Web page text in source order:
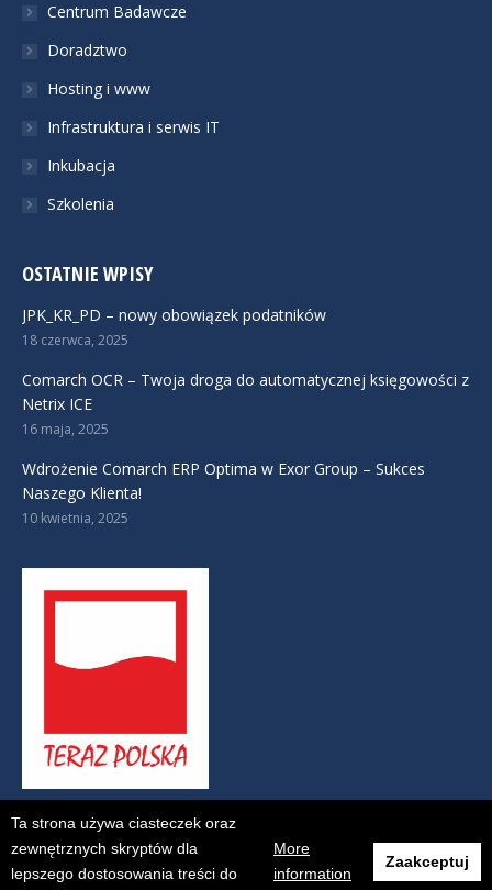
Ta strona używa ciasteczek oraz
zewnętrznych skryptów dla
lepszego dostosowania treści do
More
information
Zaakceptuj
Centrum Badawcze
Doradztwo
Hosting i www
Infrastruktura i serwis IT
Inkubacja
Szkolenia
OSTATNIE WPISY
JPK_KR_PD – nowy obowiązek podatników
18 czerwca, 2025
Comarch OCR – Twoja droga do automatycznej księgowości z
Netrix ICE
16 maja, 2025
Wdrożenie Comarch ERP Optima w Exor Group – Sukces
Naszego Klienta!
10 kwietnia, 2025
© Netrix S.A. - 2017. All rights reserved.